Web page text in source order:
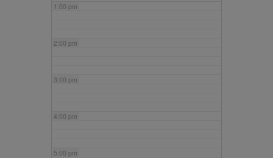
1:00 pm
2:00 pm
3:00 pm
4:00 pm
5:00 pm